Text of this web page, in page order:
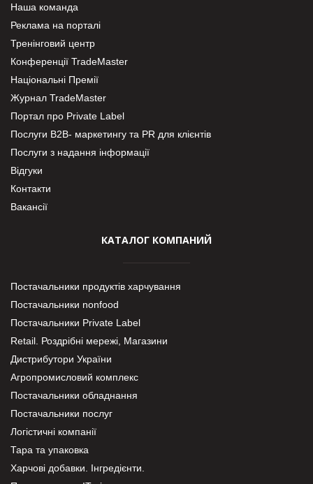
Наша команда
Реклама на порталі
Тренінговий центр
Конференції TradeMaster
Національні Премії
Журнал TradeMaster
Портал про Private Label
Послуги В2В- маркетингу та PR для клієнтів
Послуги з надання інформації
Відгуки
Контакти
Вакансії
КАТАЛОГ КОМПАНИЙ
Постачальники продуктів харчування
Постачальники nonfood
Постачальники Private Label
Retail. Роздрібні мережі, Магазини
Дистрибутори України
Агропромисловий комплекс
Постачальники обладнання
Постачальники послуг
Логістичні компанії
Тара та упаковка
Харчові добавки. Інгредієнти.